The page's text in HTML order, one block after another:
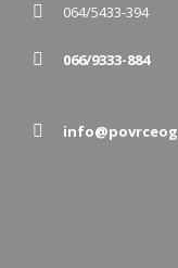
064/5433-394
066/9333-884